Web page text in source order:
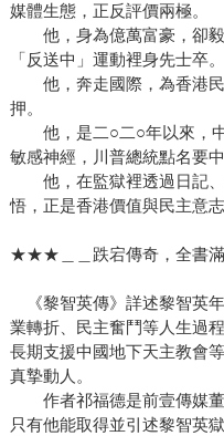
媒體生態，正反評價兩極。
他，身為億萬富豪，卻毅
「反送中」運動裡身先士卒。
他，奔走國際，為香港民
押。
他，是二○二○年以來，中
敏感神經，川普總統點名要中
他，在監獄裡透過日記、
悟，正是香港價值與民主意志
★★★＿＿跌宕傳奇，全書滿
《黎智英傳》詳述黎智英
業轉折、民主奮鬥等人生過
長期支援中國地下天主教會
真摯動人。
作者祁福德是前壹傳媒董
只有他能取得並引述黎智英